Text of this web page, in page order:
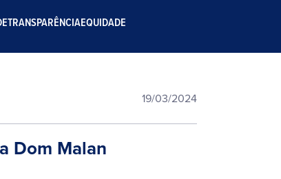
TRANSPARÊNCIAEQUIDADE
19/03/2024
Dom Malan